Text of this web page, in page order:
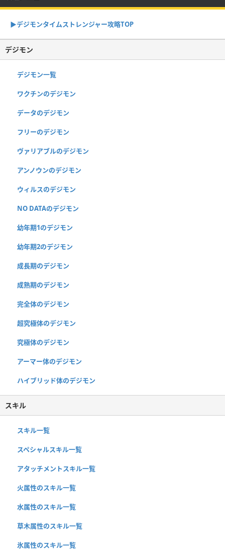
▶︎デジモンタイムストレンジャー攻略TOP
デジモン
デジモン一覧
ワクチンのデジモン
データのデジモン
フリーのデジモン
ヴァリアブルのデジモン
アンノウンのデジモン
ウィルスのデジモン
NO DATAのデジモン
幼年期1のデジモン
幼年期2のデジモン
成長期のデジモン
成熟期のデジモン
完全体のデジモン
超究極体のデジモン
究極体のデジモン
アーマー体のデジモン
ハイブリッド体のデジモン
スキル
スキル一覧
スペシャルスキル一覧
アタッチメントスキル一覧
火属性のスキル一覧
水属性のスキル一覧
草木属性のスキル一覧
氷属性のスキル一覧